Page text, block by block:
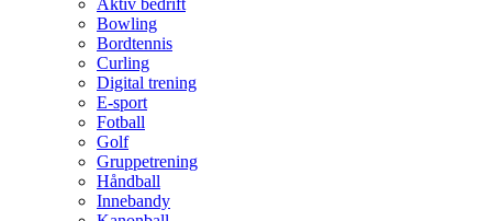
Aktiv bedrift
Bowling
Bordtennis
Curling
Digital trening
E-sport
Fotball
Golf
Gruppetrening
Håndball
Innebandy